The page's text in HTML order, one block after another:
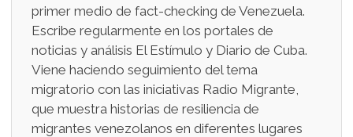
primer medio de fact-checking de Venezuela.
Escribe regularmente en los portales de
noticias y análisis El Estímulo y Diario de Cuba.
Viene haciendo seguimiento del tema
migratorio con las iniciativas Radio Migrante,
que muestra historias de resiliencia de
migrantes venezolanos en diferentes lugares